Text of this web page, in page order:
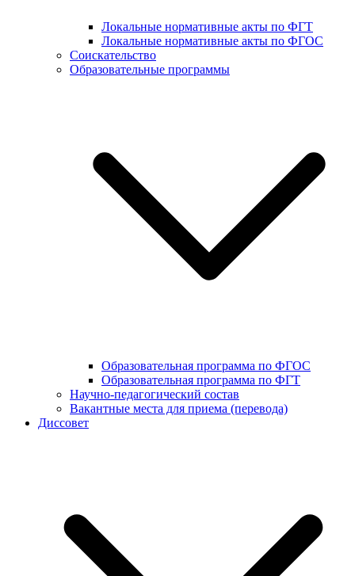
Локальные нормативные акты по ФГТ
Локальные нормативные акты по ФГОС
Соискательство
Образовательные программы
Образовательная программа по ФГОС
Образовательная программа по ФГТ
Научно-педагогический состав
Вакантные места для приема (перевода)
Диссовет